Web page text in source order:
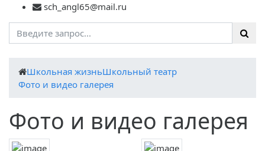
sch_angl65@mail.ru
Школьная жизньШкольный театр
Фото и видео галерея
Фото и видео галерея